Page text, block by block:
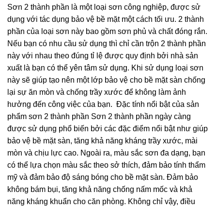
Sơn 2 thành phần là một loại sơn công nghiệp, được sử
dụng với tác dụng bảo vệ bề mặt một cách tối ưu. 2 thành
phần của loại sơn này bao gồm sơn phủ và chất đóng rắn.
Nếu bạn có nhu cầu sử dụng thì chỉ cần trộn 2 thành phần
này với nhau theo đúng tỉ lệ được quy định bởi nhà sản
xuất là bạn có thể yên tâm sử dụng. Khi sử dụng loại sơn
này sẽ giúp tạo nên một lớp bảo vệ cho bề mặt sàn chống
lại sự ăn mòn và chống trầy xước để không làm ảnh
hưởng đến công việc của bạn. Đặc tính nổi bật của sản
phẩm sơn 2 thành phần Sơn 2 thành phần ngày càng
được sử dụng phổ biến bởi các đặc điểm nổi bật như giúp
bảo vệ bề mặt sàn, tăng khả năng kháng trầy xước, mài
mòn và chịu lực cao. Ngoài ra, màu sắc sơn đa dạng, bạn
có thể lựa chọn màu sắc theo sở thích, đảm bảo tính thẩm
mỹ và đảm bảo độ sáng bóng cho bề mặt sàn. Đảm bảo
không bám bụi, tăng khả năng chống nấm mốc và khả
năng kháng khuẩn cho căn phòng. Không chỉ vậy, điều